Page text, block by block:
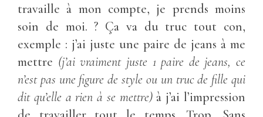
travaille à mon compte, je prends moins
soin de moi. ? Ça va du truc tout con,
exemple : j’ai juste une paire de jeans à me
mettre (j’ai vraiment juste 1 paire de jeans, ce
n’est pas une figure de style ou un truc de fille qui
dit qu’elle a rien à se mettre)à j’ai l’impression